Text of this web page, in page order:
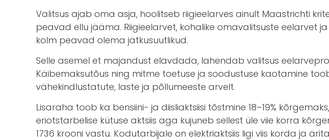
Valitsus ajab oma asja, hoolitseb riigieelarves ainult Maastrichti
peavad ellu jääma. Riigieelarvet, kohalike omavalitsuste eelarvet
kolm peavad olema jätkusuutlikud.
Selle asemel et majandust elavdada, lahendab valitsus
Käibemaksutõus ning mitme toetuse ja soodustuse kaotamine
vähekindlustatute, laste ja põllumeeste arvelt.
Lisaraha toob ka bensiini- ja diisliaktsiisi tõstmine 18–19%
eriotstarbelise kütuse aktsiis aga kujuneb sellest üle viie korra
1736 krooni vastu. Kodutarbijale on elektriaktsiis ligi viis korda ja